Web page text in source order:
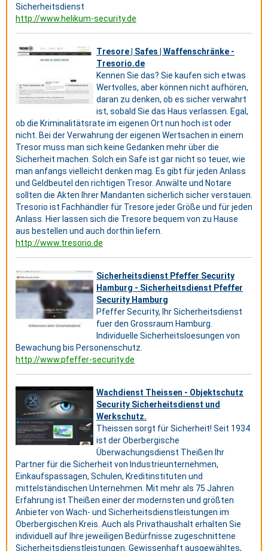
Sicherheitsdienst
http://www.helikum-security.de
Tresore | Safes | Waffenschränke -
Tresorio.de
Kennen Sie das? Sie kaufen sich etwas
Wertvolles, aber können nicht aufhören,
daran zu denken, ob es sicher verwahrt
ist, sobald Sie das Haus verlassen. Egal,
ob die Kriminalitätsrate im eigenen Ort nun hoch ist oder
nicht. Bei der Verwahrung der eigenen Wertsachen in einem
Tresor muss man sich keine Gedanken mehr über die
Sicherheit machen. Solch ein Safe ist gar nicht so teuer, wie
man anfangs vielleicht denken mag. Es gibt für jeden Anlass
und Geldbeutel den richtigen Tresor. Anwälte und Notare
sollten die Akten Ihrer Mandanten sicherlich sicher verstauen.
Tresorio ist Fachhändler für Tresore jeder Größe und für jeden
Anlass. Hier lassen sich die Tresore bequem von zu Hause
aus bestellen und auch dorthin liefern.
http://www.tresorio.de
Sicherheitsdienst Pfeffer Security
Hamburg - Sicherheitsdienst Pfeffer
Security Hamburg
Pfeffer Security, Ihr Sicherheitsdienst
fuer den Grossraum Hamburg.
Individuelle Sicherheitsloesungen von
Bewachung bis Personenschutz.
http://www.pfeffer-security.de
Wachdienst Theissen - Objektschutz
Security Sicherheitsdienst und
Werkschutz.
Theissen sorgt für Sicherheit! Seit 1934
ist der Oberbergische
Überwachungsdienst Theißen Ihr
Partner für die Sicherheit von Industrieunternehmen,
Einkaufspassagen, Schulen, Kreditinstituten und
mittelständischen Unternehmen. Mit mehr als 75 Jahren
Erfahrung ist Theißen einer der modernsten und größten
Anbieter von Wach- und Sicherheitsdienstleistungen im
Oberbergischen Kreis. Auch als Privathaushalt erhalten Sie
individuell auf Ihre jeweiligen Bedürfnisse zugeschnittene
Sicherheitsdienstleistungen. Gewissenhaft ausgewähltes,